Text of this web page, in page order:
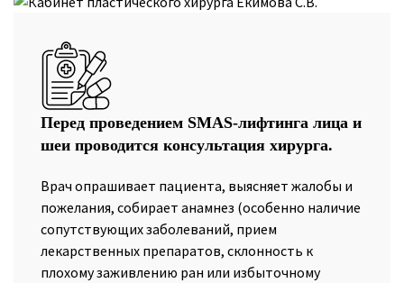
Перед проведением SMAS-лифтинга лица и
шеи проводится консультация хирурга.
Врач опрашивает пациента, выясняет жалобы и
пожелания, собирает анамнез (особенно наличие
сопутствующих заболеваний, прием
лекарственных препаратов, склонность к
плохому заживлению ран или избыточному